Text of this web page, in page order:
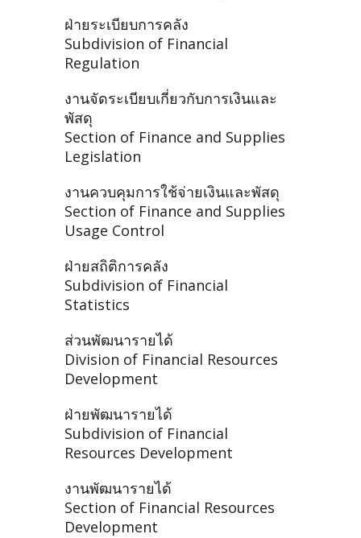
ฝ่ายระเบียบการคลัง
Subdivision of Financial
Regulation
งานจัดระเบียบเกี่ยวกับการเงินและ
พัสดุ
Section of Finance and Supplies
Legislation
งานควบคุมการใช้จ่ายเงินและพัสดุ
Section of Finance and Supplies
Usage Control
ฝ่ายสถิติการคลัง
Subdivision of Financial
Statistics
ส่วนพัฒนารายได้
Division of Financial Resources
Development
ฝ่ายพัฒนารายได้
Subdivision of Financial
Resources Development
งานพัฒนารายได้
Section of Financial Resources
Development